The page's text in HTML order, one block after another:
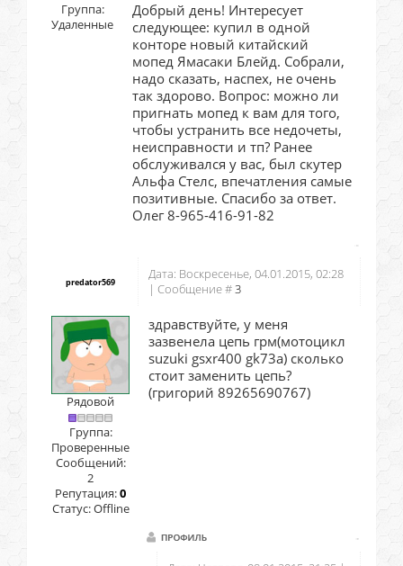
Группа:
Удаленные
Добрый день! Интересует
следующее: купил в одной
конторе новый китайский
мопед Ямасаки Блейд. Собрали,
надо сказать, наспех, не очень
так здорово. Вопрос: можно ли
пригнать мопед к вам для того,
чтобы устранить все недочеты,
неисправности и тп? Ранее
обслуживался у вас, был скутер
Альфа Стелс, впечатления самые
позитивные. Спасибо за ответ.
Олег 8-965-416-91-82
predator569
Дата: Воскресенье, 04.01.2015, 02:28
| Сообщение #3
Рядовой
Группа:
Проверенные
Сообщений:
2
Репутация:0
Статус:Offline
здравствуйте, у меня
зазвенела цепь грм(мотоцикл
suzuki gsxr400 gk73a) сколько
стоит заменить цепь?
(григорий 89265690767)